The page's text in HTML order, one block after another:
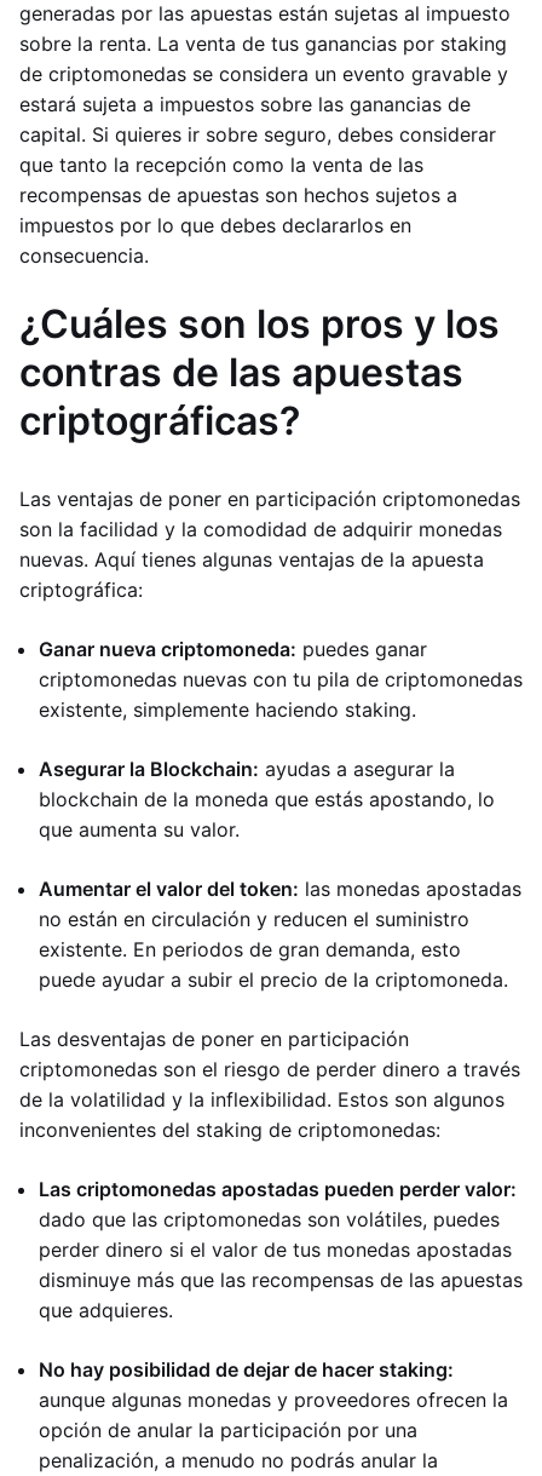
generadas por las apuestas están sujetas al impuesto
sobre la renta. La venta de tus ganancias por staking
de criptomonedas se considera un evento gravable y
estará sujeta a impuestos sobre las ganancias de
capital. Si quieres ir sobre seguro, debes considerar
que tanto la recepción como la venta de las
recompensas de apuestas son hechos sujetos a
impuestos por lo que debes declararlos en
consecuencia.
¿Cuáles son los pros y los
contras de las apuestas
criptográficas?
Las ventajas de poner en participación criptomonedas
son la facilidad y la comodidad de adquirir monedas
nuevas. Aquí tienes algunas ventajas de la apuesta
criptográfica:
Ganar nueva criptomoneda: puedes ganar
criptomonedas nuevas con tu pila de criptomonedas
existente, simplemente haciendo staking.
Asegurar la Blockchain: ayudas a asegurar la
blockchain de la moneda que estás apostando, lo
que aumenta su valor.
Aumentar el valor del token: las monedas apostadas
no están en circulación y reducen el suministro
existente. En periodos de gran demanda, esto
puede ayudar a subir el precio de la criptomoneda.
Las desventajas de poner en participación
criptomonedas son el riesgo de perder dinero a través
de la volatilidad y la inflexibilidad. Estos son algunos
inconvenientes del staking de criptomonedas:
Las criptomonedas apostadas pueden perder valor:
dado que las criptomonedas son volátiles, puedes
perder dinero si el valor de tus monedas apostadas
disminuye más que las recompensas de las apuestas
que adquieres.
No hay posibilidad de dejar de hacer staking:
aunque algunas monedas y proveedores ofrecen la
opción de anular la participación por una
penalización, a menudo no podrás anular la